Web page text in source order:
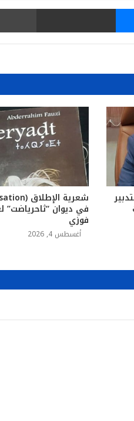
ماسنجر مشاركة عبر البريد
في ديوان “ثاحرياضت”
فوزي
أغسطس 4, 2026